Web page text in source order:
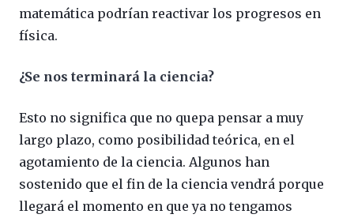
matemática podrían reactivar los progresos en
física.
¿Se nos terminará la ciencia?
Esto no significa que no quepa pensar a muy
largo plazo, como posibilidad teórica, en el
agotamiento de la ciencia. Algunos han
sostenido que el fin de la ciencia vendrá porque
llegará el momento en que ya no tengamos